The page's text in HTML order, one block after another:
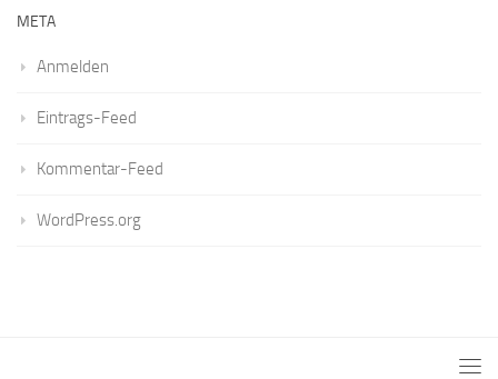
META
Anmelden
Eintrags-Feed
Kommentar-Feed
WordPress.org